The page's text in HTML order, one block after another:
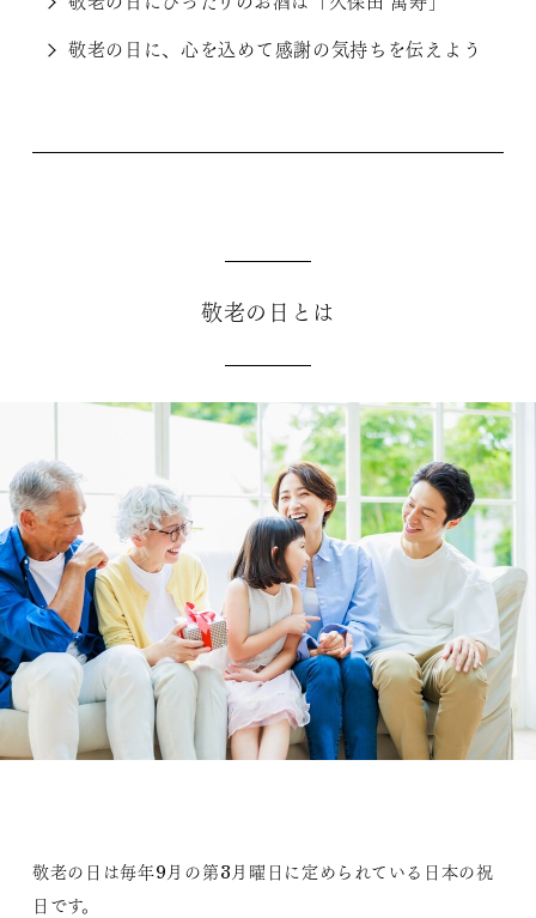
敬老の日に、心を込めて感謝の気持ちを伝えよう
敬老の日とは
敬老の日は毎年9月の第3月曜日に定められている日本の祝
日です。